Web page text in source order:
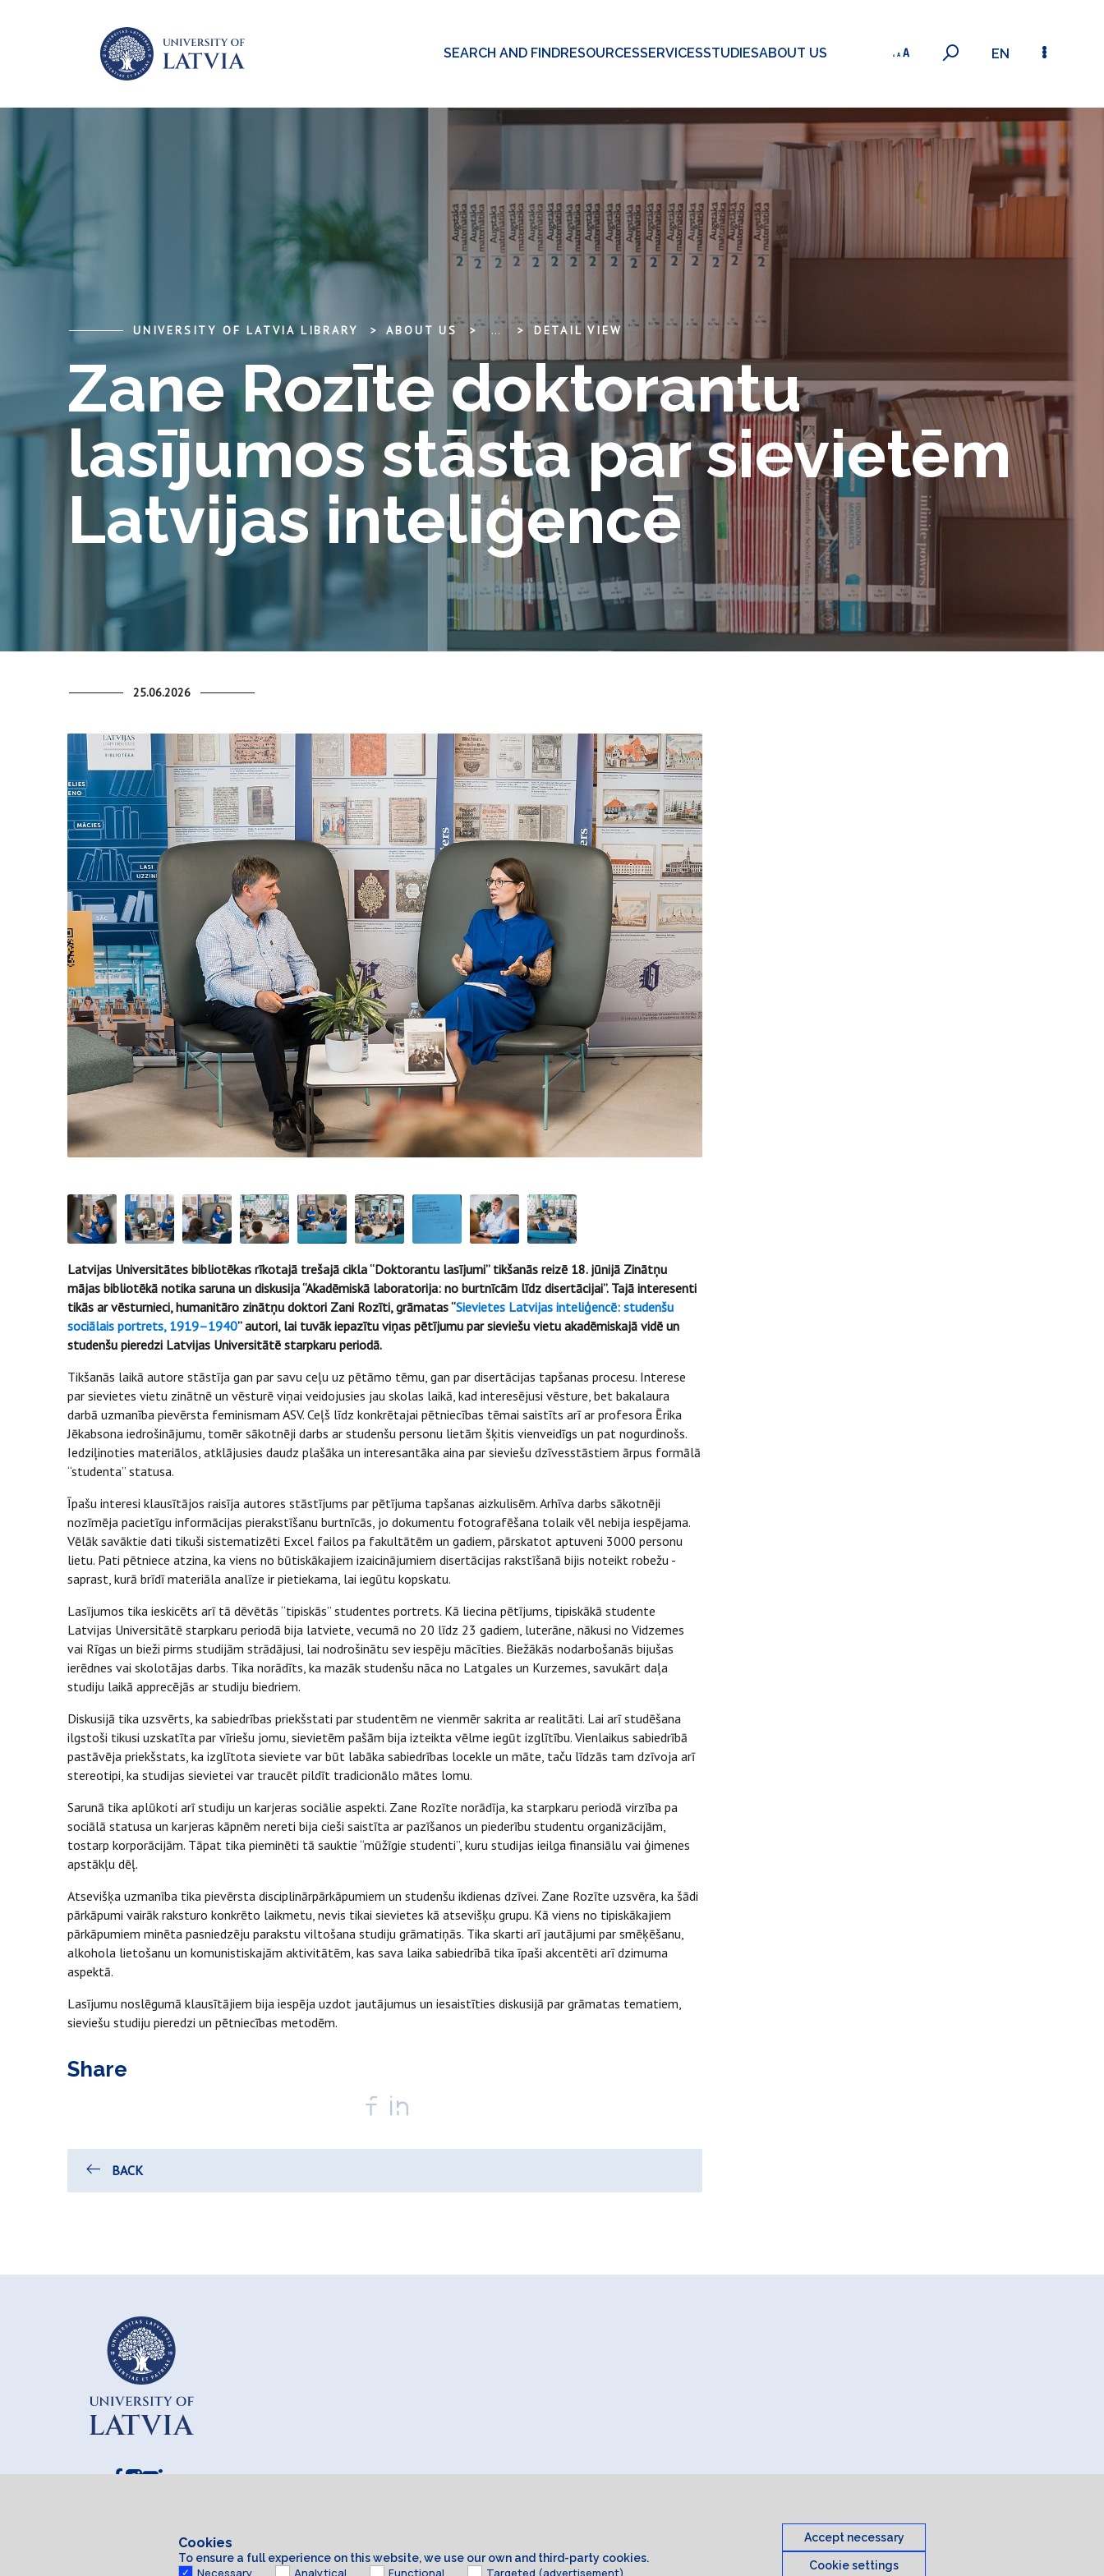
SEARCH AND FINDRESOURCESSERVICESSTUDIESABOUT US EN
UNIVERSITY OF LATVIA LIBRARY ABOUT US ... DETAIL VIEW
Zane Rozīte doktorantu
lasījumos stāsta par sievietēm
Latvijas inteliģencē
25.06.2026
Latvijas Universitātes bibliotēkas rīkotajā trešajā cikla “Doktorantu lasījumi” tikšanās reizē 18. jūnijā Zinātņu
mājas bibliotēkā notika saruna un diskusija “Akadēmiskā laboratorija: no burtnīcām līdz disertācijai”. Tajā interesenti
tikās ar vēsturnieci, humanitāro zinātņu doktori Zani Rozīti, grāmatas “Sievietes Latvijas inteliģencē: studenšu
sociālais portrets, 1919–1940” autori, lai tuvāk iepazītu viņas pētījumu par sieviešu vietu akadēmiskajā vidē un
studenšu pieredzi Latvijas Universitātē starpkaru periodā.
Tikšanās laikā autore stāstīja gan par savu ceļu uz pētāmo tēmu, gan par disertācijas tapšanas procesu. Interese
par sievietes vietu zinātnē un vēsturē viņai veidojusies jau skolas laikā, kad interesējusi vēsture, bet bakalaura
darbā uzmanība pievērsta feminismam ASV. Ceļš līdz konkrētajai pētniecības tēmai saistīts arī ar profesora Ērika
Jēkabsona iedrošinājumu, tomēr sākotnēji darbs ar studenšu personu lietām šķitis vienveidīgs un pat nogurdinošs.
Iedziļinoties materiālos, atklājusies daudz plašāka un interesantāka aina par sieviešu dzīvesstāstiem ārpus formālā
“studenta” statusa.
Īpašu interesi klausītājos raisīja autores stāstījums par pētījuma tapšanas aizkulisēm. Arhīva darbs sākotnēji
nozīmēja pacietīgu informācijas pierakstīšanu burtnīcās, jo dokumentu fotografēšana tolaik vēl nebija iespējama.
Vēlāk savāktie dati tikuši sistematizēti Excel failos pa fakultātēm un gadiem, pārskatot aptuveni 3000 personu
lietu. Pati pētniece atzina, ka viens no būtiskākajiem izaicinājumiem disertācijas rakstīšanā bijis noteikt robežu -
saprast, kurā brīdī materiāla analīze ir pietiekama, lai iegūtu kopskatu.
Lasījumos tika ieskicēts arī tā dēvētās “tipiskās” studentes portrets. Kā liecina pētījums, tipiskākā studente
Latvijas Universitātē starpkaru periodā bija latviete, vecumā no 20 līdz 23 gadiem, luterāne, nākusi no Vidzemes
vai Rīgas un bieži pirms studijām strādājusi, lai nodrošinātu sev iespēju mācīties. Biežākās nodarbošanās bijušas
ierēdnes vai skolotājas darbs. Tika norādīts, ka mazāk studenšu nāca no Latgales un Kurzemes, savukārt daļa
studiju laikā apprecējās ar studiju biedriem.
Diskusijā tika uzsvērts, ka sabiedrības priekšstati par studentēm ne vienmēr sakrita ar realitāti. Lai arī studēšana
ilgstoši tikusi uzskatīta par vīriešu jomu, sievietēm pašām bija izteikta vēlme iegūt izglītību. Vienlaikus sabiedrībā
pastāvēja priekšstats, ka izglītota sieviete var būt labāka sabiedrības locekle un māte, taču līdzās tam dzīvoja arī
stereotipi, ka studijas sievietei var traucēt pildīt tradicionālo mātes lomu.
Sarunā tika aplūkoti arī studiju un karjeras sociālie aspekti. Zane Rozīte norādīja, ka starpkaru periodā virzība pa
sociālā statusa un karjeras kāpnēm nereti bija cieši saistīta ar pazīšanos un piederību studentu organizācijām,
tostarp korporācijām. Tāpat tika pieminēti tā sauktie “mūžīgie studenti”, kuru studijas ieilga finansiālu vai ģimenes
apstākļu dēļ.
Atsevišķa uzmanība tika pievērsta disciplinārpārkāpumiem un studenšu ikdienas dzīvei. Zane Rozīte uzsvēra, ka šādi
pārkāpumi vairāk raksturo konkrēto laikmetu, nevis tikai sievietes kā atsevišķu grupu. Kā viens no tipiskākajiem
pārkāpumiem minēta pasniedzēju parakstu viltošana studiju grāmatiņās. Tika skarti arī jautājumi par smēķēšanu,
alkohola lietošanu un komunistiskajām aktivitātēm, kas sava laika sabiedrībā tika īpaši akcentēti arī dzimuma
aspektā.
Lasījumu noslēgumā klausītājiem bija iespēja uzdot jautājumus un iesaistīties diskusijā par grāmatas tematiem,
sieviešu studiju pieredzi un pētniecības metodēm.
Share
BACK
Cookies
To ensure a full experience on this website, we use our own and third-party cookies.
Necessary Analytical Functional Targeted (advertisement)
Accept necessary
Cookie settings